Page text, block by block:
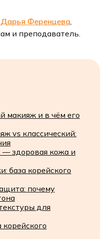
Дарья Ференцева
и преподаватель.
макияж и в чём его
vs классический:
— здоровая кожа и
база корейского
почему
для